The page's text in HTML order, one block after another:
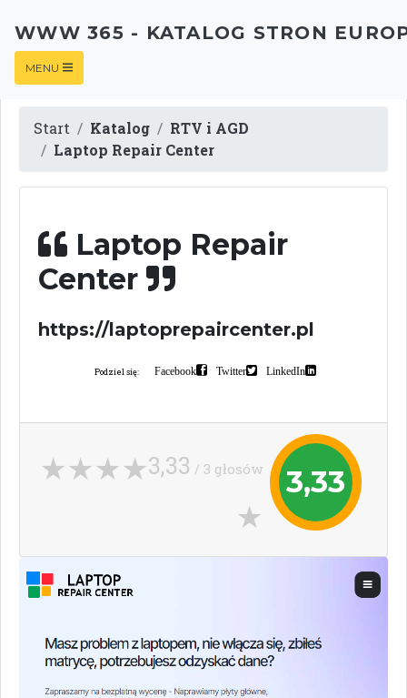
WWW 365 - KATALOG STRON
MENU
Start Katalog
RTV i AGD
Laptop Repair Center
Laptop Repair
Center
https://laptoprepaircenter.pl
Podziel się: Facebook Twitter LinkedIn
3,33
3,33 / 3 głosów